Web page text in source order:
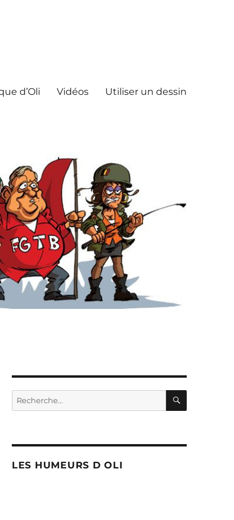
d’Oli Vidéos Utiliser un dessin
Recherche
pour :
LES HUMEURS D OLI